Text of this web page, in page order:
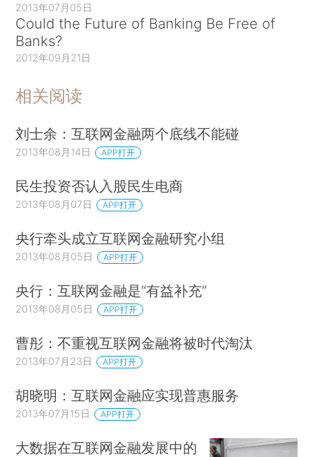
2013年07月05日
Could the Future of Banking Be Free of
Banks?
2012年09月21日
相关阅读
刘士余：互联网金融两个底线不能碰
2013年08月14日 APP打开
民生投资否认入股民生电商
2013年08月07日 APP打开
央行牵头成立互联网金融研究小组
2013年08月05日 APP打开
央行：互联网金融是“有益补充”
2013年08月05日 APP打开
曹彤：不重视互联网金融将被时代淘汰
2013年07月23日 APP打开
胡晓明：互联网金融应实现普惠服务
2013年07月15日 APP打开
大数据在互联网金融发展中的